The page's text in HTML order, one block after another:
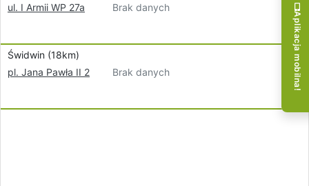
ul. I Armii WP 27a
Brak danych
Świdwin (18km)
pl. Jana Pawła II 2
Brak danych Aplikacja mobilna!